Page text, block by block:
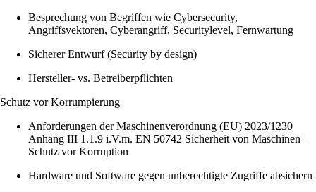
Besprechung von Begriffen wie Cybersecurity,
Angriffsvektoren, Cyberangriff, Securitylevel, Fernwartung
Sicherer Entwurf (Security by design)
Hersteller- vs. Betreiberpflichten
Schutz vor Korrumpierung
Anforderungen derMaschinenverordnung (EU) 2023/1230
Anhang III 1.1.9 i.V.m. EN 50742 Sicherheit von Maschinen –
Schutz vor Korruption
Hardware und Software gegen unberechtigte Zugriffe absichern